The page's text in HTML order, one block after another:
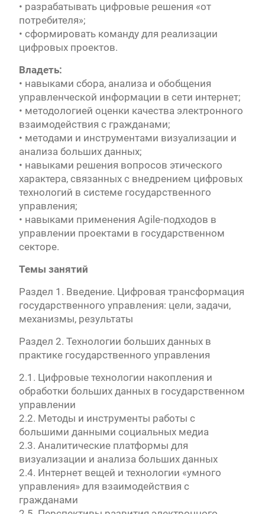
• разрабатывать цифровые решения «от
потребителя»;
• сформировать команду для реализации
цифровых проектов.
Владеть:
• навыками сбора, анализа и обобщения
управленческой информации в сети интернет;
• методологией оценки качества электронного
взаимодействия с гражданами;
• методами и инструментами визуализации и
анализа больших данных;
• навыками решения вопросов этического
характера, связанных с внедрением цифровых
технологий в системе государственного
управления;
• навыками применения Agile-подходов в
управлении проектами в государственном
секторе.
Темы занятий
Раздел 1. Введение. Цифровая трансформация
государственного управления: цели, задачи,
механизмы, результаты
Раздел 2. Технологии больших данных в
практике государственного управления
2.1. Цифровые технологии накопления и
обработки больших данных в государственном
управлении
2.2. Методы и инструменты работы с
большими данными социальных медиа
2.3. Аналитические платформы для
визуализации и анализа больших данных
2.4. Интернет вещей и технологии «умного
управления» для взаимодействия с
гражданами